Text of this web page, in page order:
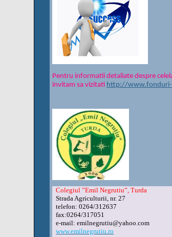
Pentru informatii detaliate despre
invitam sa vizitati http://
Colegiul ”Emil Negrutiu”, Turda
Strada Agriculturii, nr. 27
telefon: 0264/312637
fax:0264/317051
e-mail: emilnegrutiu@yahoo.com
www.emilnegrutiu.ro